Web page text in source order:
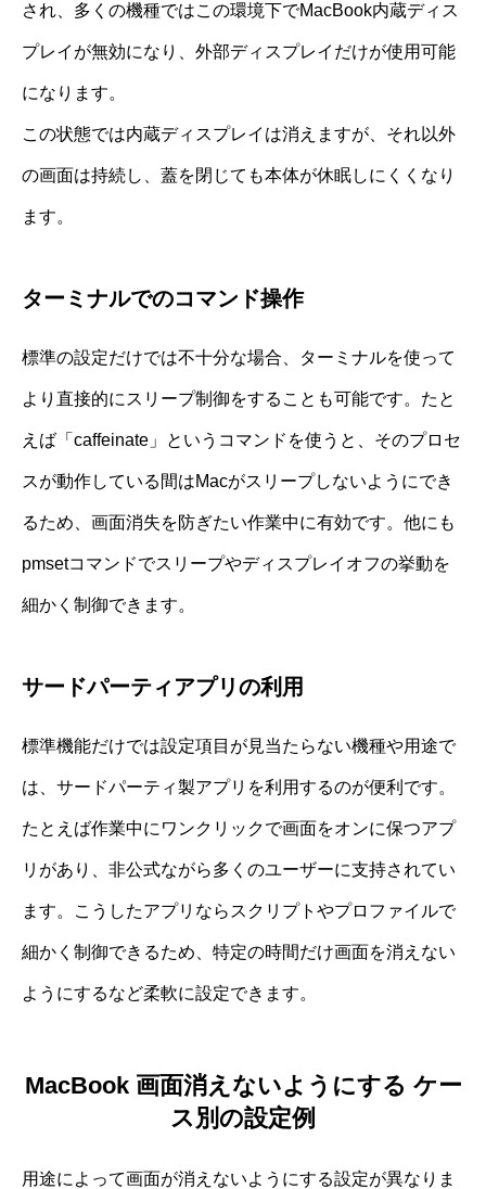
され、多くの機種ではこの環境下でMacBook内蔵ディス
プレイが無効になり、外部ディスプレイだけが使用可能
になります。
この状態では内蔵ディスプレイは消えますが、それ以外
の画面は持続し、蓋を閉じても本体が休眠しにくくなり
ます。
ターミナルでのコマンド操作
標準の設定だけでは不十分な場合、ターミナルを使って
より直接的にスリープ制御をすることも可能です。たと
えば「caffeinate」というコマンドを使うと、そのプロセ
スが動作している間はMacがスリープしないようにでき
るため、画面消失を防ぎたい作業中に有効です。他にも
pmsetコマンドでスリープやディスプレイオフの挙動を
細かく制御できます。
サードパーティアプリの利用
標準機能だけでは設定項目が見当たらない機種や用途で
は、サードパーティ製アプリを利用するのが便利です。
たとえば作業中にワンクリックで画面をオンに保つアプ
リがあり、非公式ながら多くのユーザーに支持されてい
ます。こうしたアプリならスクリプトやプロファイルで
細かく制御できるため、特定の時間だけ画面を消えない
ようにするなど柔軟に設定できます。
MacBook 画面消えないようにする ケー
ス別の設定例
用途によって画面が消えないようにする設定が異なりま